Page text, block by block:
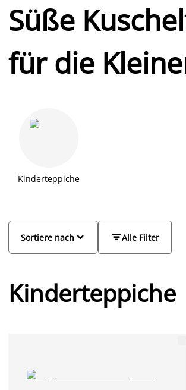
Süße
für die
Kinderteppiche
Alle Filter

Sortiere nach
Kinderteppiche